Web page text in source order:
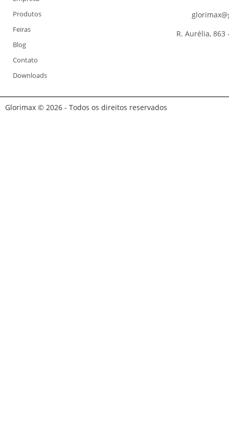
Serrilhadeira
Termolaminadora
Vincadeira
Produtos
Feiras
Blog
Contato
Downloads
R. Aurélia, 863
Glorimax © 2026 - Todos os direitos reservados